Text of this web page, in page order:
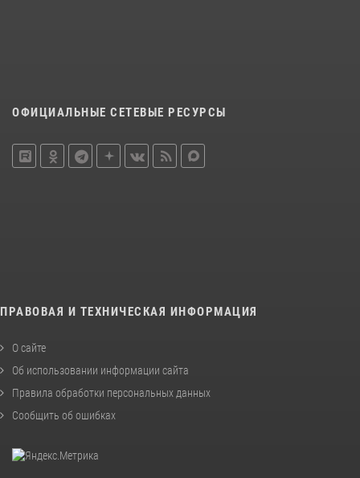
ОФИЦИАЛЬНЫЕ СЕТЕВЫЕ РЕСУРСЫ
ПРАВОВАЯ И ТЕХНИЧЕСКАЯ ИНФОРМАЦИЯ
О сайте
Об использовании информации сайта
Правила обработки персональных данных
Сообщить об ошибках